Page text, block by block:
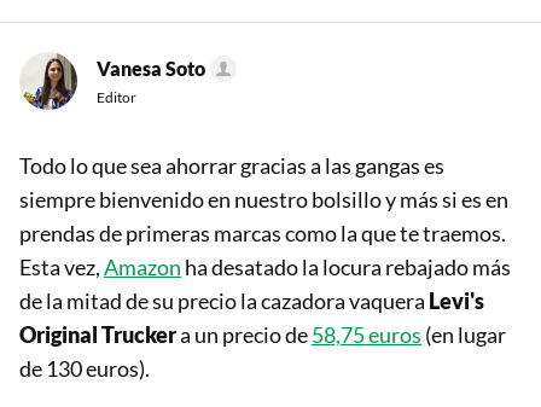
Vanesa Soto
Editor
Todo lo que sea ahorrar gracias a las gangas es
siempre bienvenido en nuestro bolsillo y más si es en
prendas de primeras marcas como la que te traemos.
Esta vez,Amazon ha desatado la locura rebajado más
de la mitad de su precio la cazadora vaquera Levi's
Original Truckera un precio de58,75 euros (en lugar
de 130 euros).